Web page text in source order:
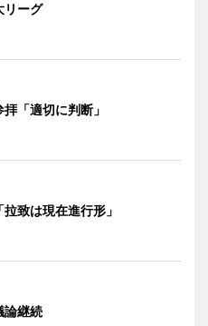
ーグ
「適切に判断」
致は現在進行形」
論継続